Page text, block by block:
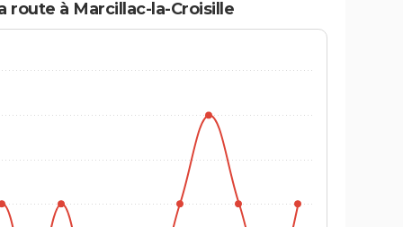
route à Marcillac-la-Croisille